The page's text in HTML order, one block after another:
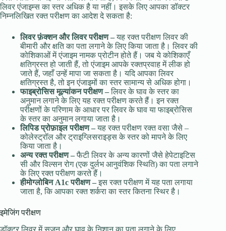
लिवर एंजाइम्स का स्तर अधिक है या नहीं। इसके लिए आपका डॉक्टर
निम्नलिखित रक्त परीक्षण का आदेश दे सकता है:
लिवर फ़ंक्शन और लिवर परीक्षण –यह रक्त परीक्षण लिवर की
बीमारी और क्षति का पता लगाने के लिए किया जाता है। लिवर की
कोशिकाओं में एंजाइम नामक प्रोटीन होते हैं। जब ये कोशिकाएँ
क्षतिग्रस्त हो जाती हैं, तो एंजाइम आपके रक्तप्रवाह में लीक हो
जाते हैं, जहाँ उन्हें मापा जा सकता है। यदि आपका लिवर
क्षतिग्रस्त है, तो इन एंजाइमों का स्तर सामान्य से अधिक होगा।
फाइब्रोसिस मूल्यांकन परीक्षण –लिवर के घाव के स्तर का
अनुमान लगाने के लिए यह रक्त परीक्षण करते हैं। इन रक्त
परीक्षणों के परिणाम के आधार पर लिवर के घाव या फाइब्रोसिस
के स्तर का अनुमान लगाया जाता है।
लिपिड प्रोफ़ाइल परीक्षण –यह रक्त परीक्षण रक्त वसा जैसे –
कोलेस्ट्रॉल और ट्राइग्लिसराइड्स के स्तर को मापने के लिए
किया जाता है।
अन्य रक्त परीक्षण –फैटी लिवर के अन्य कारणों जैसे हेपेटाइटिस
सी और विल्सन रोग (एक दुर्लभ आनुवंशिक स्थिति) का पता लगाने
के लिए रक्त परीक्षण करते हैं।
हीमोग्लोबिन A1c परीक्षण –इस रक्त परीक्षण में यह पता लगाया
जाता है, कि आपका रक्त शर्करा का स्तर कितना स्थिर है।
इमेजिंग परीक्षण